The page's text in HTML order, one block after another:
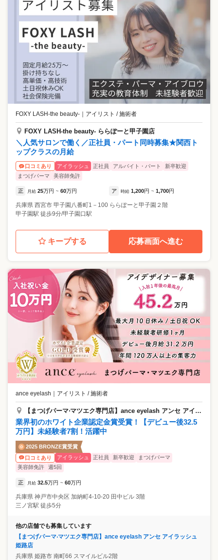
FOXY LASH-the beauty- アイリスト / 施術者
FOXY LASH-the beauty- ららぽーと甲子園店
＼人気サロンで働く／正社員・パート同時募集★関西ト
ップクラスの月給
口コミあり アイラッシュ 正社員 アルバイト・パート
新卒歓迎
まつげパーマ
美容師免許
正 月給 25万円 ~ 60万円 ア 時給 1,200円 ~ 1,700円
兵庫県 西宮市 甲子園八番町1－100 ららぽーと甲子園２階
甲子園駅 徒歩9分/甲子園口駅
キープする 応募画面へ進む
ance eyelash ｜ アイリスト / 施術者
【まつげパーマ‧マツエク専⾨店】ance eyelash アンセ アイラッシュ 三宮店
業界初のホワイト企業認定金賞受賞！【デビュー後32.5
万円】未経験者7割！活躍中
2025 BRONZE賞受賞
口コミあり
アイラッシュ 正社員 新卒歓迎
まつげパーマ
美容師免許
週5回
正 月給 32.5万円 ~ 60万円
兵庫県 神戸市中央区 加納町4-10-20 田中ビル 3階
三ノ宮駅 徒歩5分
他の店舗でも募集しています
【まつげパーマ‧マツエク専⾨店】ance eyelash アンセ アイラッシュ
姫路店
兵庫県 姫路市 南町66 スマイルビル2階